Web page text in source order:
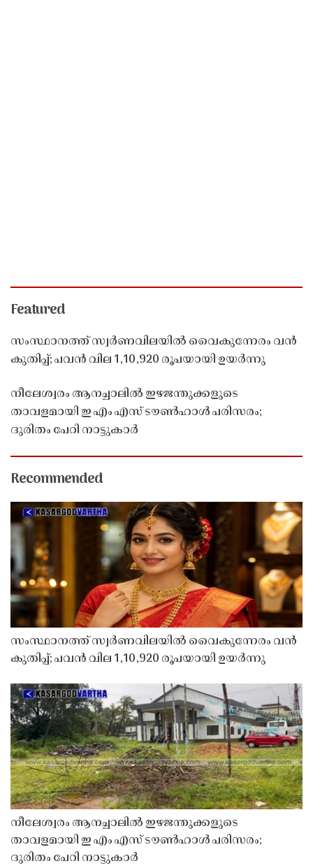
Featured
സംസ്ഥാനത്ത് സ്വർണവിലയിൽ വൈകുന്നേരം വൻ
കുതിപ്പ്; പവൻ വില 1,10,920 രൂപയായി ഉയർന്നു
നീലേശ്വരം ആനച്ചാലിൽ ഇഴജന്തുക്കളുടെ
താവളമായി ഇ എം എസ് ടൗൺഹാൾ പരിസരം;
ദുരിതം പേറി നാട്ടുകാർ
Recommended
സംസ്ഥാനത്ത് സ്വർണവിലയിൽ വൈകുന്നേരം വൻ
കുതിപ്പ്; പവൻ വില 1,10,920 രൂപയായി ഉയർന്നു
നീലേശ്വരം ആനച്ചാലിൽ ഇഴജന്തുക്കളുടെ
താവളമായി ഇ എം എസ് ടൗൺഹാൾ പരിസരം;
ദുരിതം പേറി നാട്ടുകാർ